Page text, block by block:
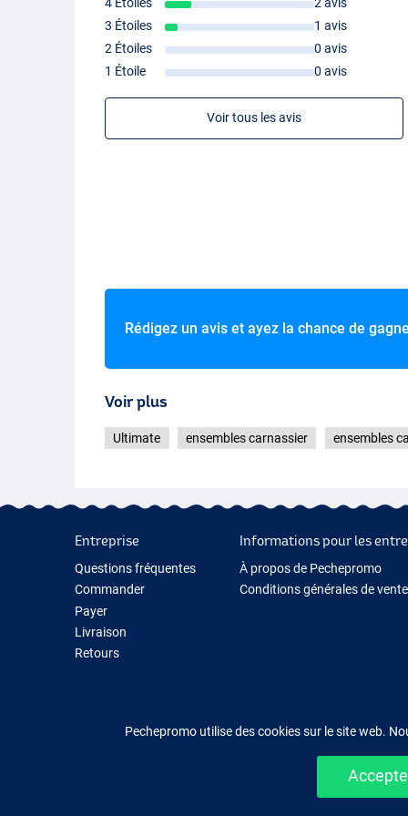
3 Étoiles
1 avis
2 Étoiles
0 avis
1 Étoile
0 avis
Voir tous les avis
Rédigez un avis et ayez la chance de
Voir plus
Ultimate ensembles carnassier ensembles
Entreprise
Questions fréquentes
Commander
Payer
Livraison
Retours
Informations pour les
À propos de Pechepromo
Conditions générales de vente
Acheter
Pechepromo utilise des cookies sur le site web.